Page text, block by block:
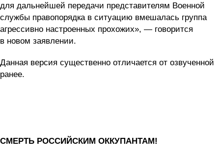
для дальнейшей передачи представителям Военной
службы правопорядка в ситуацию вмешалась группа
агрессивно настроенных прохожих», — говорится
в новом заявлении.
Данная версия существенно отличается от озвученной
ранее.
СМЕРТЬ РОССИЙСКИМ ОККУПАНТАМ!